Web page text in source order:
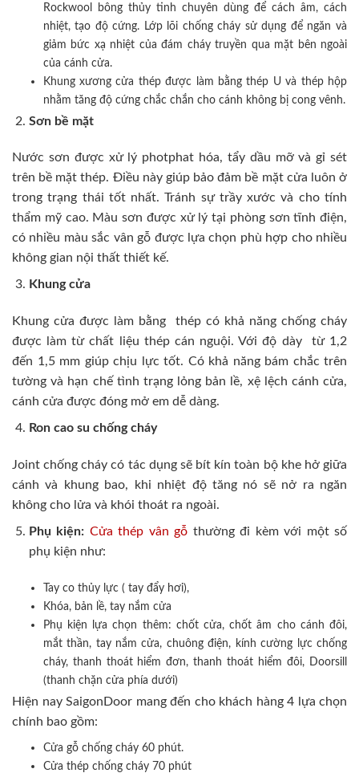
Rockwool bông thủy tinh chuyên dùng để cách âm, cách
nhiệt, tạo độ cứng. Lớp lõi chống cháy sử dụng để ngăn và
giảm bức xạ nhiệt của đám cháy truyền qua mặt bên ngoài
của cánh cửa.
Khung xương cửa thép được làm bằng thép U và thép hộp
nhằm tăng độ cứng chắc chắn cho cánh không bị cong vênh.
Sơn bề mặt
Nước sơn được xử lý photphat hóa, tẩy dầu mỡ và gỉ sét
trên bề mặt thép. Điều này giúp bảo đảm bề mặt cửa luôn ở
trong trạng thái tốt nhất. Tránh sự trầy xước và cho tính
thẩm mỹ cao. Màu sơn được xử lý tại phòng sơn tĩnh điện,
có nhiều màu sắc vân gỗ được lựa chọn phù hợp cho nhiều
không gian nội thất thiết kế.
Khung cửa
Khung cửa được làm bằng thép có khả năng chống cháy
được làm từ chất liệu thép cán nguội. Với độ dày từ 1,2
đến 1,5 mm giúp chịu lực tốt. Có khả năng bám chắc trên
tường và hạn chế tình trạng lỏng bản lề, xệ lệch cánh cửa,
cánh cửa được đóng mở em dễ dàng.
Ron cao su chống cháy
Joint chống cháy có tác dụng sẽ bít kín toàn bộ khe hở giữa
cánh và khung bao, khi nhiệt độ tăng nó sẽ nở ra ngăn
không cho lửa và khói thoát ra ngoài.
Phụ kiện: Cửa thép vân gỗ thường đi kèm với một số
phụ kiện như:
Tay co thủy lực ( tay đẩy hơi),
Khóa, bản lề, tay nắm cửa
Phụ kiện lựa chọn thêm: chốt cửa, chốt âm cho cánh đôi,
mắt thần, tay nắm cửa, chuông điện, kính cường lực chống
cháy, thanh thoát hiểm đơn, thanh thoát hiểm đôi, Doorsill
(thanh chặn cửa phía dưới)
Hiện nay SaigonDoor mang đến cho khách hàng 4 lựa chọn
chính bao gồm:
Cửa gỗ chống cháy 60 phút.
Cửa thép chống cháy 70 phút